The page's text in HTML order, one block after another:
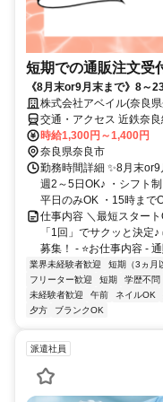
短期での通販注文受
《8月末or9月末まで》8～
株式会社アベイル(奈良
交通・アクセス 近鉄奈
時給1,300円～1,400円
奈良県奈良市
勤務時間詳細 ✨8月末
週2～5日OK♪ ・シフト
平日のみOK ・15時まで
仕事内容 ＼最短スター
「1回」でサクッと決定
募集！ - ⭐お仕事内容 -
業界未経験者歓迎 短期（3ヵ月
フリーター歓迎
短期 学歴不問
未経験者歓迎
午前 ネイルOK
夕方
ブランクOK
派遣社員